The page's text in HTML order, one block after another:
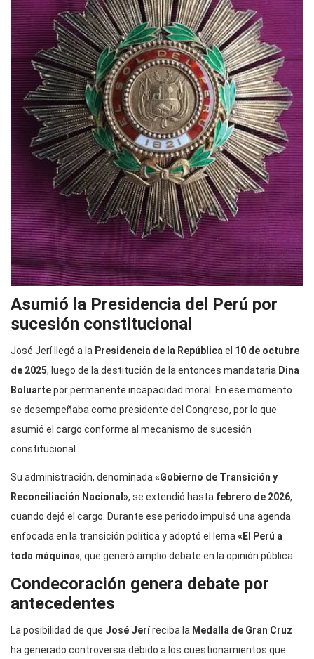
Asumió la Presidencia del Perú por
sucesión constitucional
José Jerí llegó a la Presidencia de la República el 10 de octubre
de 2025, luego de la destitución de la entonces mandataria Dina
Boluartepor permanente incapacidad moral. En ese momento
se desempeñaba como presidente del Congreso, por lo que
asumió el cargo conforme al mecanismo de sucesión
constitucional.
Su administración, denominada «Gobierno de Transición y
Reconciliación Nacional», se extendió hasta febrero de 2026,
cuando dejó el cargo. Durante ese periodo impulsó una agenda
enfocada en la transición política y adoptó el lema «El Perú a
toda máquina», que generó amplio debate en la opinión pública.
Condecoración genera debate por
antecedentes
La posibilidad de que José Jeríreciba la Medalla de Gran Cruz
ha generado controversia debido a los cuestionamientos que